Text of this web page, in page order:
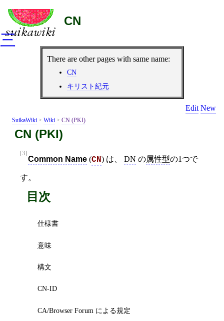
CN
There are other pages with same name:
CN
キリスト紀元
Edit New
SuikaWiki > Wiki > CN (PKI)
CN (PKI)
[3]
Common Name (CN) は、 DN の属性型の1つで
す。
目次
仕様書
意味
構文
CN-ID
CA/Browser Forum による規定
三